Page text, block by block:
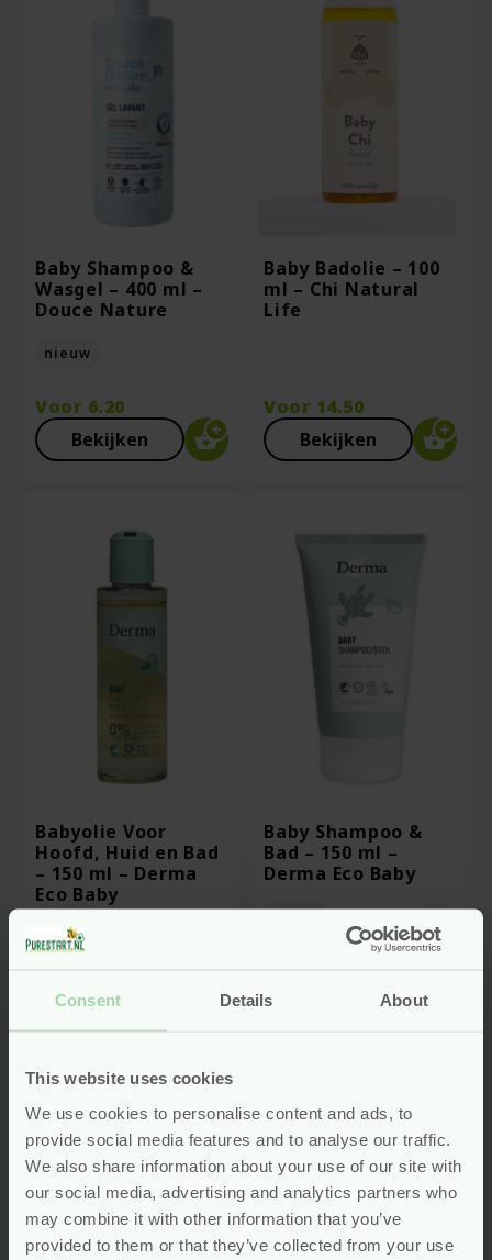
Consent Details About
This website uses cookies
We use cookies to personalise content and ads, to
provide social media features and to analyse our traffic.
We also share information about your use of our site with
our social media, advertising and analytics partners who
may combine it with other information that you’ve
provided to them or that they’ve collected from your use
Baby Shampoo &
Wasgel – 400 ml –
Douce Nature
nieuw
Voor 6.20
Bekijken
Baby Badolie – 100
ml – Chi Natural
Life
Voor 14.50
Bekijken
Babyolie Voor
Hoofd, Huid en Bad
– 150 ml – Derma
Eco Baby
vegan
Voor
5.29
Bekijken
Baby Shampoo &
Bad – 150 ml –
Derma Eco Baby